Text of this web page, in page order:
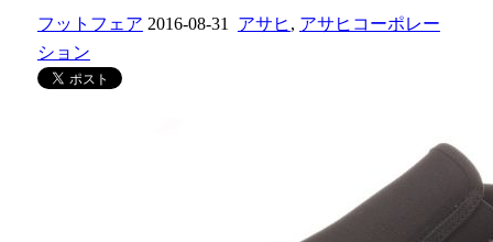
フットフェア 2016-08-31 アサヒ , アサヒコーポレー
ション